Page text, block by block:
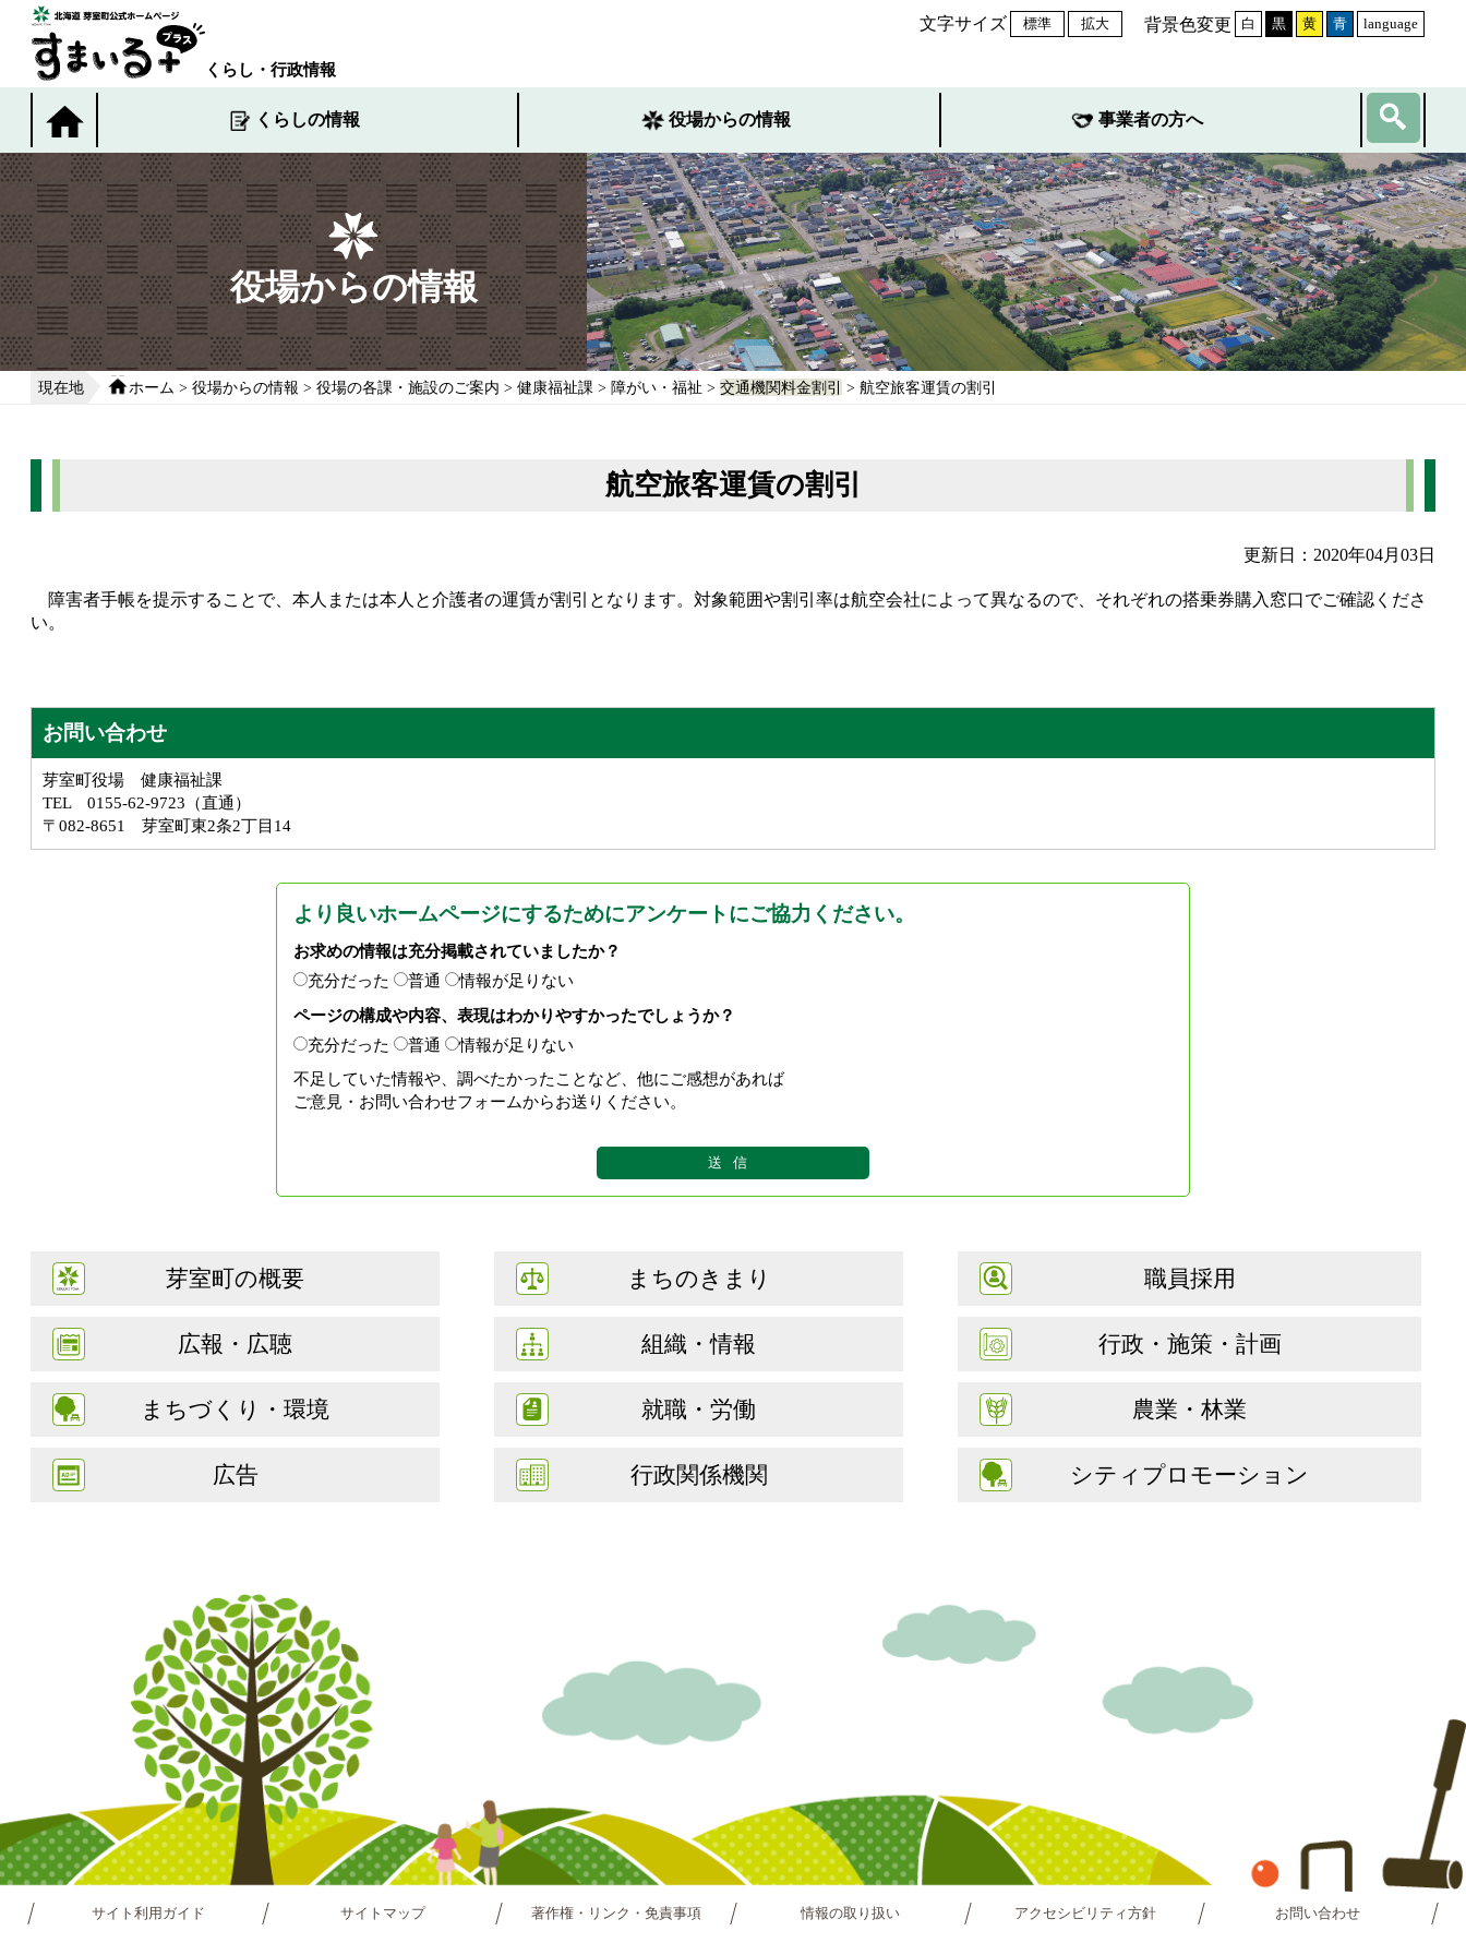
くらし・行政情報
文字サイズ 標準 拡大 背景色変更 白 黒 黄 青 language
くらしの情報 役場からの情報 事業者の方へ
役場からの情報
現在地 ホーム > 役場からの情報 > 役場の各課・施設のご案内 > 健康福祉課 > 障がい・福祉 > 交通機関料金割引 > 航空旅客運賃の割引
航空旅客運賃の割引
更新日：2020年04月03日
障害者手帳を提示することで、本人または本人と介護者の運賃が割引となります。対象範囲や割引率は航空会社によって異なるので、それぞれの搭乗券購入窓口でご確認くださ
い。
お問い合わせ
芽室町役場 健康福祉課
TEL 0155-62-9723（直通）
〒082-8651 芽室町東2条2丁目14
より良いホームページにするためにアンケートにご協力ください。
お求めの情報は充分掲載されていましたか？
充分だった
普通
情報が足りない
ページの構成や内容、表現はわかりやすかったでしょうか？
充分だった
普通
情報が足りない
不足していた情報や、調べたかったことなど、他にご感想があれば
ご意見・お問い合わせフォームからお送りください。
芽室町の概要 まちのきまり 職員採用
広報・広聴 組織・情報 行政・施策・計画
まちづくり・環境 就職・労働 農業・林業
広告 行政関係機関 シティプロモーション
サイト利用ガイド サイトマップ 著作権・リンク・免責事項 情報の取り扱い アクセシビリティ方針 お問い合わせ